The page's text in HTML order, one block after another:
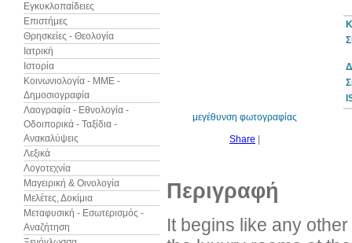
Εγκυκλοπαίδειες
Επιστήμες
Θρησκείες - Θεολογία
Ιατρική
Ιστορία
Κοινωνιολογία - ΜΜΕ -
Δημοσιογραφία
Λαογραφία - Εθνολογία -
Οδοιπορικά - Ταξίδια -
Ανακαλύψεις
Λεξικά
Λογοτεχνία
Μαγειρική & Οινολογία
Μελέτες, Δοκίμια
Μεταφυσική - Εσωτερισμός -
Αναζήτηση
μεγέθυνση φωτογραφίας
Share
Περιγραφή
It begins like any